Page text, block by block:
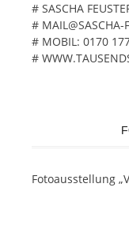
# SASCHA
# MAIL@SASCHA-
# MOBIL: 0170
#
Fotoausstellung